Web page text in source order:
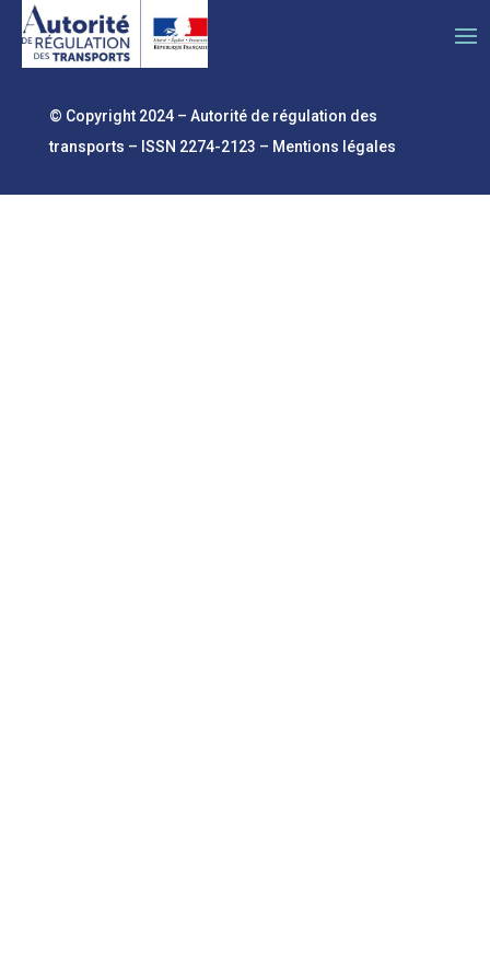
© Copyright 2024 – Autorité de régulation des
transports – ISSN 2274-2123 – Mentions légales